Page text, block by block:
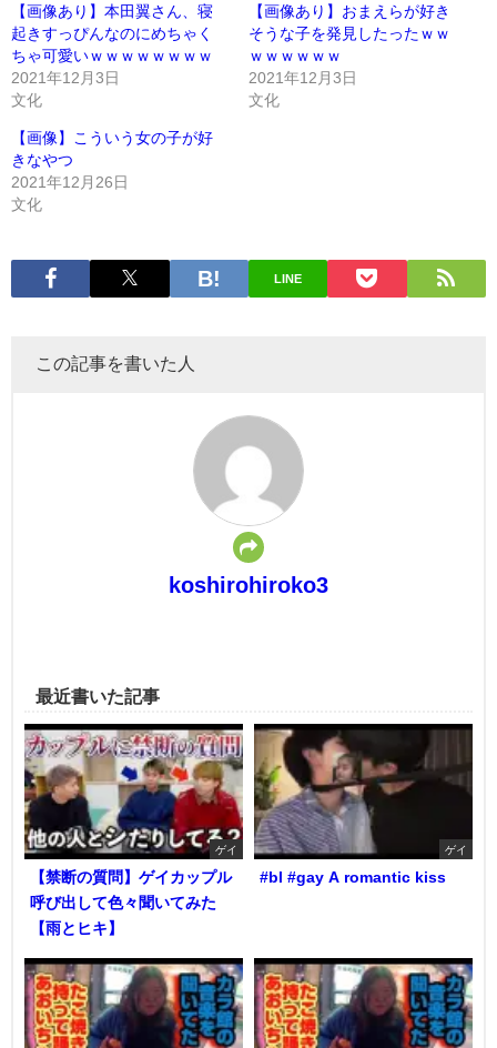
【画像あり】本田翼さん、寝
起きすっぴんなのにめちゃく
ちゃ可愛いｗｗｗｗｗｗｗｗ
2021年12月3日
文化
【画像あり】おまえらが好き
そうな子を発見したったｗｗ
ｗｗｗｗｗｗ
2021年12月3日
文化
【画像】こういう女の子が好
きなやつ
2021年12月26日
文化
LINE
この記事を書いた人
koshirohiroko3
最近書いた記事
ゲイ
【禁断の質問】ゲイカップル
呼び出して色々聞いてみた
【雨とヒキ】
ゲイ
#bl #gay A romantic kiss